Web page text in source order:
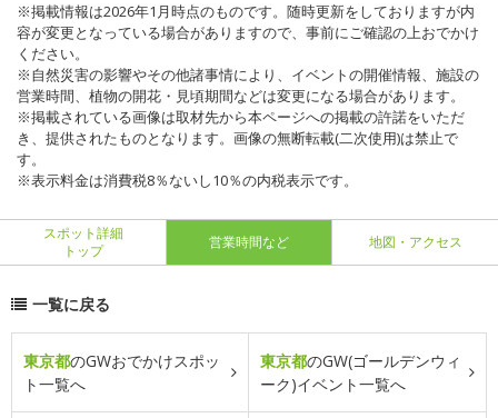
※掲載情報は2026年1月時点のものです。随時更新をしておりますが内
容が変更となっている場合がありますので、事前にご確認の上おでかけ
ください。
※自然災害の影響やその他諸事情により、イベントの開催情報、施設の
営業時間、植物の開花・見頃期間などは変更になる場合があります。
※掲載されている画像は取材先から本ページへの掲載の許諾をいただ
き、提供されたものとなります。画像の無断転載(二次使用)は禁止で
す。
※表示料金は消費税8％ないし10％の内税表示です。
スポット詳細
トップ
営業時間など 地図・アクセス
一覧に戻る
東京都のGWおでかけスポッ
ト一覧へ
東京都のGW(ゴールデンウィ
ーク)イベント一覧へ